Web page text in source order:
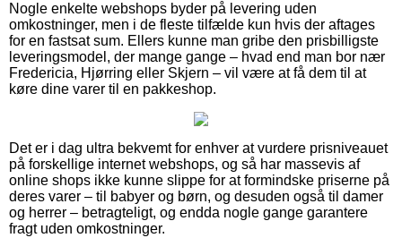
Nogle enkelte webshops byder på levering uden
omkostninger, men i de fleste tilfælde kun hvis der aftages
for en fastsat sum. Ellers kunne man gribe den prisbilligste
leveringsmodel, der mange gange – hvad end man bor nær
Fredericia, Hjørring eller Skjern – vil være at få dem til at
køre dine varer til en pakkeshop.
Det er i dag ultra bekvemt for enhver at vurdere prisniveauet
på forskellige internet webshops, og så har massevis af
online shops ikke kunne slippe for at formindske priserne på
deres varer – til babyer og børn, og desuden også til damer
og herrer – betragteligt, og endda nogle gange garantere
fragt uden omkostninger.